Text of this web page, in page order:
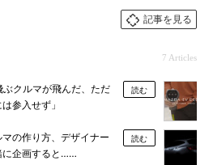
記事を見る
7 Articles
ぶクルマが飛んだ、ただ
参入せず」
読む
の作り方、デザイナー
に企画すると……
読む